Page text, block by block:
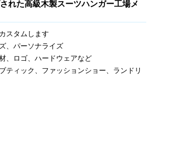
れた高級木製スーツハンガー工場メ
スタムします
、パーソナライズ
、ロゴ、ハードウェアなど
ティック、ファッションショー、ランドリ